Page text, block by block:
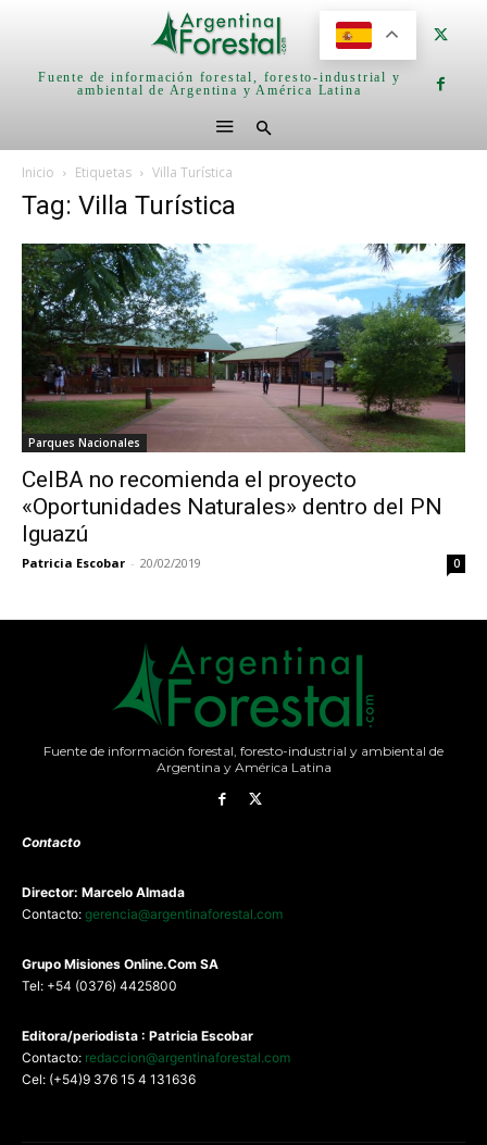
Fuente de información forestal, foresto-industrial y
ambiental de Argentina y América Latina
Inicio Etiquetas Villa Turística
Tag: Villa Turística
Parques Nacionales
CeIBA no recomienda el proyecto
«Oportunidades Naturales» dentro del PN
Iguazú
Patricia Escobar - 20/02/2019 0
Fuente de información forestal, foresto-industrial y ambiental de
Argentina y América Latina
Contacto
Director: Marcelo Almada
Contacto: gerencia@argentinaforestal.com
Grupo Misiones Online.Com SA
Tel: +54 (0376) 4425800
Editora/periodista : Patricia Escobar
Contacto: redaccion@argentinaforestal.com
Cel: (+54)9 376 15 4 131636